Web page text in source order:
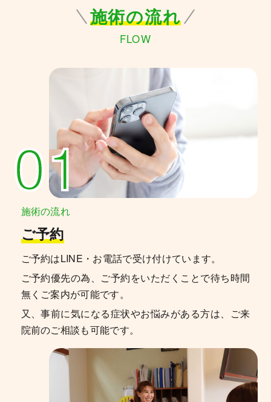
施術の流れ
FLOW
01
施術の流れ
ご予約
ご予約はLINE・お電話で受け付けています。
ご予約優先の為、ご予約をいただくことで待ち時間
無くご案内が可能です。
又、事前に気になる症状やお悩みがある方は、ご来
院前のご相談も可能です。